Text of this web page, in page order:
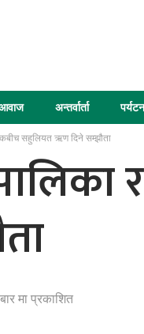
अन्तर्वार्ता पर्यटन
सहुलियत ऋण दिने सम्झौता
मा प्रकाशित